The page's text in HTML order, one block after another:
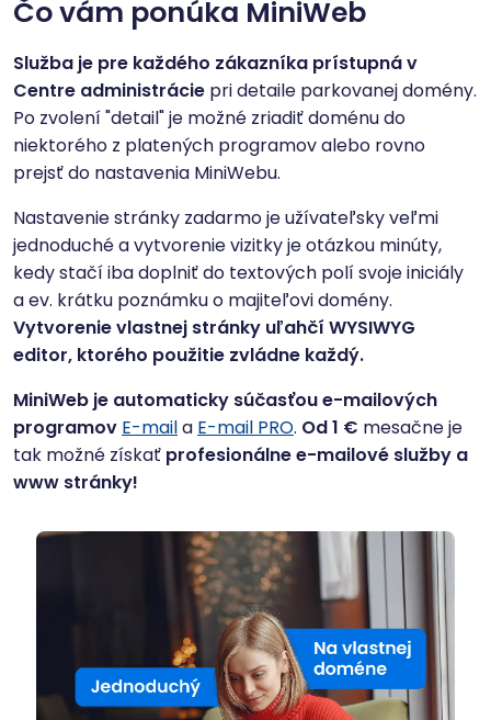
Čo vám ponúka MiniWeb
Služba je pre každého zákazníka prístupná v
Centre administrácie pri detaile parkovanej domény.
Po zvolení "detail" je možné zriadiť doménu do
niektorého z platených programov alebo rovno
prejsť do nastavenia MiniWebu.
Nastavenie stránky zadarmo je užívateľsky veľmi
jednoduché a vytvorenie vizitky je otázkou minúty,
kedy stačí iba doplniť do textových polí svoje iniciály
a ev. krátku poznámku o majiteľovi domény.
Vytvorenie vlastnej stránky uľahčí WYSIWYG
editor, ktorého použitie zvládne každý.
MiniWeb je automaticky súčasťou e-mailových
programov E-maila E-mail PRO. Od 1 € mesačne je
tak možné získať profesionálne e-mailové služby a
www stránky!